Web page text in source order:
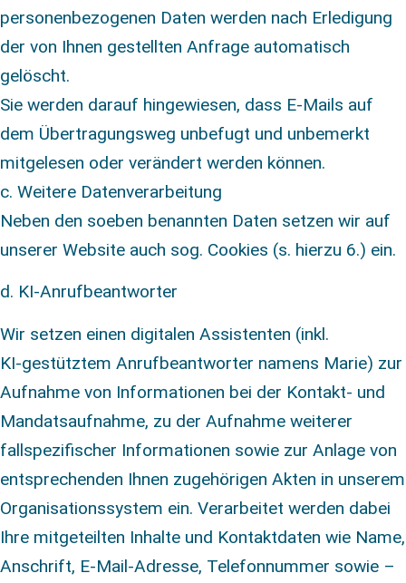
personenbezogenen Daten werden nach Erledigung
der von Ihnen gestellten Anfrage automatisch
gelöscht.
Sie werden darauf hingewiesen, dass E-Mails auf
dem Übertragungsweg unbefugt und unbemerkt
mitgelesen oder verändert werden können.
c. Weitere Datenverarbeitung
Neben den soeben benannten Daten setzen wir auf
unserer Website auch sog. Cookies (s. hierzu 6.) ein.
d. KI-Anrufbeantworter
Wir setzen einen digitalen Assistenten (inkl.
KI‑gestütztem Anrufbeantworter namens Marie) zur
Aufnahme von Informationen bei der Kontakt- und
Mandatsaufnahme, zu der Aufnahme weiterer
fallspezifischer Informationen sowie zur Anlage von
entsprechenden Ihnen zugehörigen Akten in unserem
Organisationssystem ein. Verarbeitet werden dabei
Ihre mitgeteilten Inhalte und Kontaktdaten wie Name,
Anschrift, E-Mail-Adresse, Telefonnummer sowie –